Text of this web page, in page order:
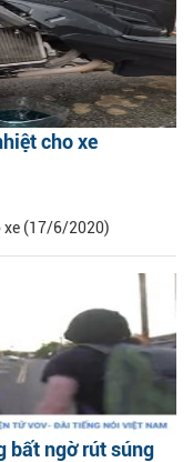
cho xe
xe (17/6/2020)
bất ngờ rút súng